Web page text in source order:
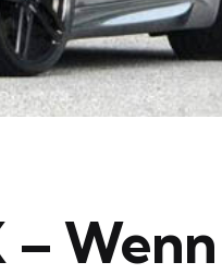
– Wenn